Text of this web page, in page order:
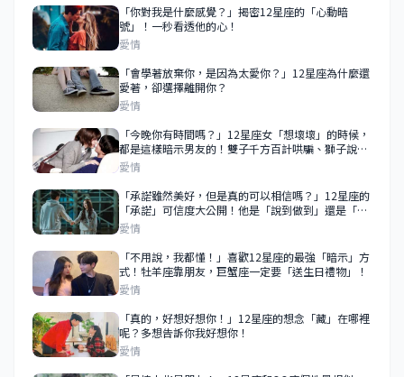
「你對我是什麼感覺？」揭密12星座的「心動暗
號」！一秒看透他的心！
愛情
「會學著放棄你，是因為太愛你？」12星座為什麼還
愛著，卻選擇離開你？
愛情
「今晚你有時間嗎？」12星座女「想壞壞」的時候，
都是這樣暗示男友的！雙子千方百計哄騙、獅子說要
給你補一補？！
愛情
「承諾雖然美好，但是真的可以相信嗎？」12星座的
「承諾」可信度大公開！他是「說到做到」還是「說
說而已」？
愛情
「不用說，我都懂！」喜歡12星座的最強「暗示」方
式！牡羊座靠朋友，巨蟹座一定要「送生日禮物」！
愛情
「真的，好想好想你！」12星座的想念「藏」在哪裡
呢？多想告訴你我好想你！
愛情